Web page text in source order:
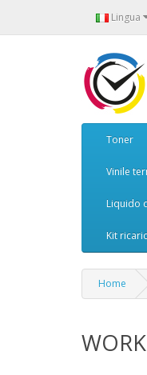
Lingua
Toner
Vinile
Liquido
Kit
Home